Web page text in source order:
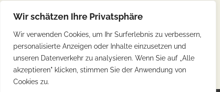
Wir schätzen Ihre Privatsphäre
Wir verwenden Cookies, um Ihr Surferlebnis zu verbessern,
personalisierte Anzeigen oder Inhalte einzusetzen und
unseren Datenverkehr zu analysieren. Wenn Sie auf „Alle
akzeptieren" klicken, stimmen Sie der Anwendung von
Cookies zu.
Wie man von den wichtigsten Städten weltweit nach
Hannover fliegt: Ein Überblick über Flugverbindungen
Hannovers kulinarische Reise: Unverzichtbare traditionelle
deutsche Köstlichkeiten